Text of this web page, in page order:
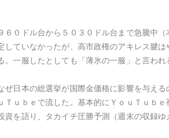
０ドル台から５０３０ドル台まで急騰中（
していなかったが、高市政権のアキレス腱
一服したとしても「薄氷の一服」と言われ
ぜ日本の総選挙が国際金価格に影響を与える
Ｔｕｂｅで流した。基本的にＹｏｕＴｕｂ
資を語り、タカイチ圧勝予測（週末の収録